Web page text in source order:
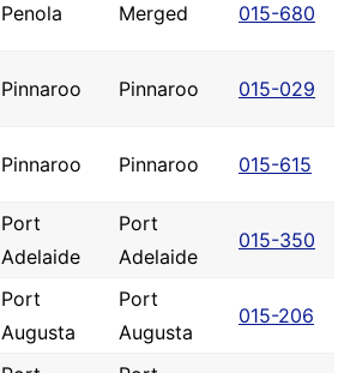
Penola Merged 015-680
Pinnaroo Pinnaroo 015-029
Pinnaroo Pinnaroo 015-615
Port
Adelaide
Port
Adelaide
015-350
Port
Augusta
Port
Augusta
015-206